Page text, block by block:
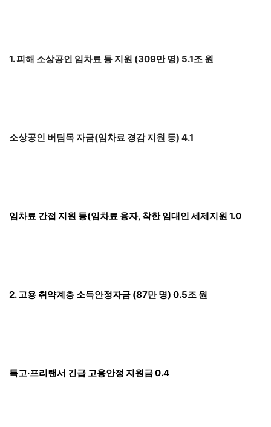
1. 피해 소상공인 임차료 등 지원 (309만 명) 5.1조 원
소상공인 버팀목 자금(임차료 경감 지원 등) 4.1
임차료 간접 지원 등(임차료 융자, 착한 임대인 세제지원 1.0
2. 고용 취약계층 소득안정자금 (87만 명) 0.5조 원
특고·프리랜서 긴급 고용안정 지원금 0.4